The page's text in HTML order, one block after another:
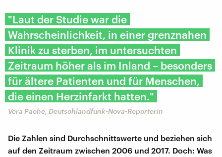
"Laut der Studie war die
Wahrscheinlichkeit, in einer grenznahen
Klinik zu sterben, im untersuchten
Zeitraum höher als im Inland – besonders
für ältere Patienten und für Menschen,
die einen Herzinfarkt hatten."
Vera Pache, Deutschlandfunk-Nova-Reporterin
Die Zahlen sind Durchschnittswerte und beziehen sich
auf den Zeitraum zwischen 2006 und 2017. Doch: Was